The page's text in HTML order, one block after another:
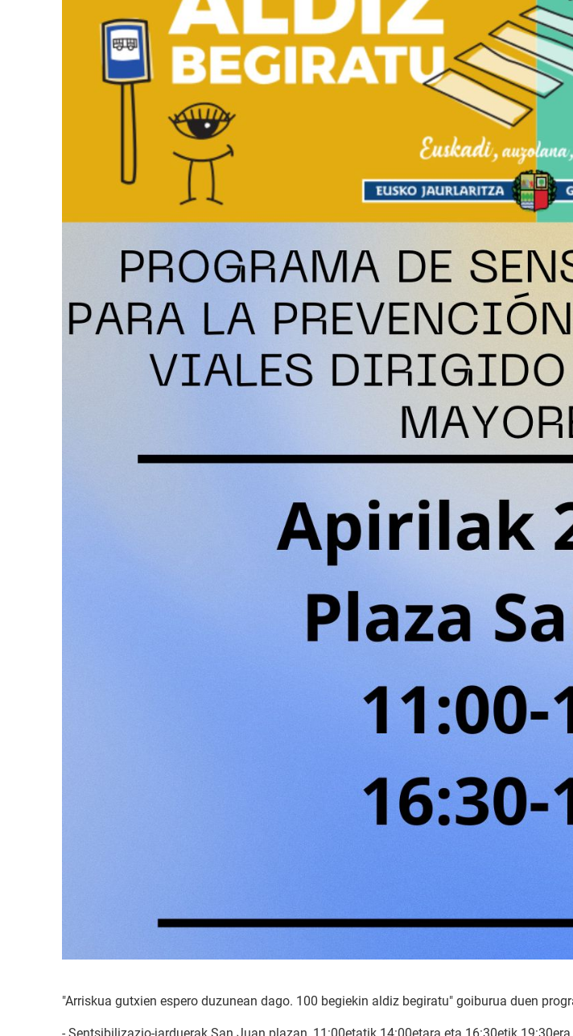
"Arriskua gutxien espero duzunean dago. 100 begiekin aldiz begiratu" goiburua duen